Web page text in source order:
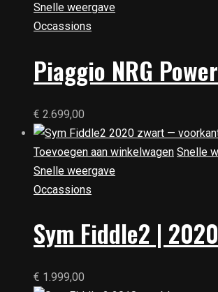
Snelle weergave
Occassions
Piaggio NRG
€ 2.699,00
Toevoegen aan winkelwagen Snelle
Snelle weergave
Occassions
Sym Fiddle2 |
€ 1.999,00